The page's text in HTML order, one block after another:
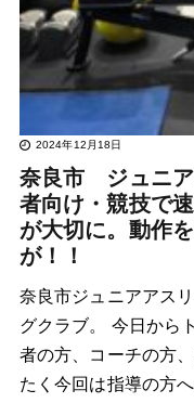
2024年12月18日
奈良市 ジュニア
者向け・競技で
が大切に。動作
が！！
奈良市ジュニアアス
グクラブ。 今日から
者の方、コーチの方
たく今回は指導の方